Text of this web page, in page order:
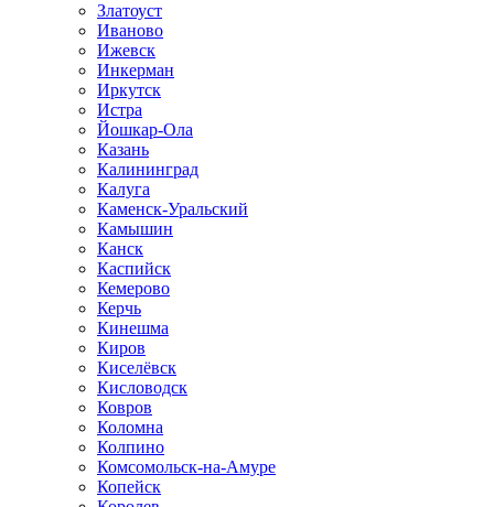
Златоуст
Иваново
Ижевск
Инкерман
Иркутск
Истра
Йошкар-Ола
Казань
Калининград
Калуга
Каменск-Уральский
Камышин
Канск
Каспийск
Кемерово
Керчь
Кинешма
Киров
Киселёвск
Кисловодск
Ковров
Коломна
Колпино
Комсомольск-на-Амуре
Копейск